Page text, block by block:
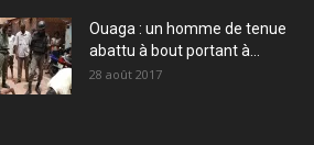
Ouaga : un homme de tenue
abattu à bout portant à...
28 août 2017